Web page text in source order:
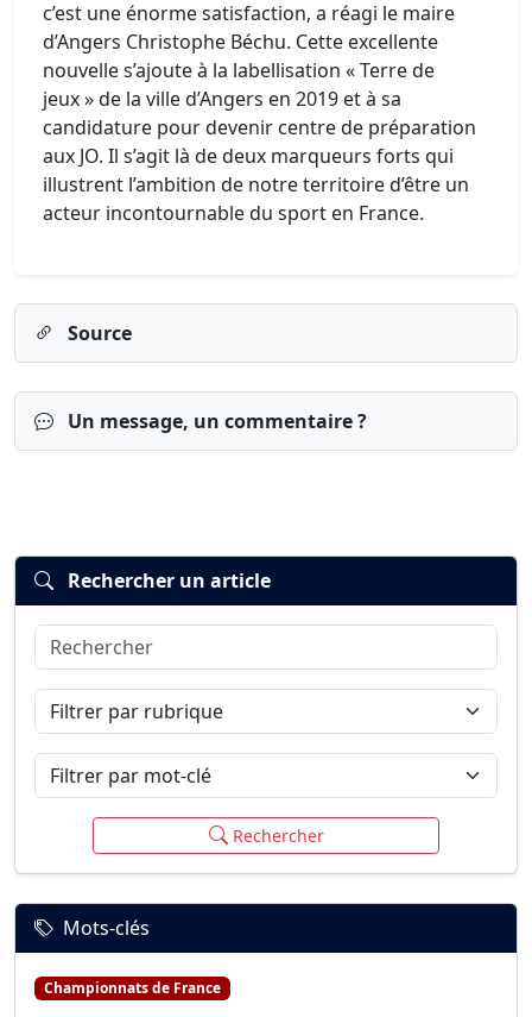
c’est une énorme satisfaction, a réagi le maire
d’Angers Christophe Béchu. Cette excellente
nouvelle s’ajoute à la labellisation « Terre de
jeux » de la ville d’Angers en 2019 et à sa
candidature pour devenir centre de préparation
aux JO. Il s’agit là de deux marqueurs forts qui
illustrent l’ambition de notre territoire d’être un
acteur incontournable du sport en France.
Source
Un message, un commentaire ?
Connexion
Rechercher un article
Rechercher
Filtrer par rubrique
Filtrer par mot-clé
Rechercher
Mots-clés
Championnats de France